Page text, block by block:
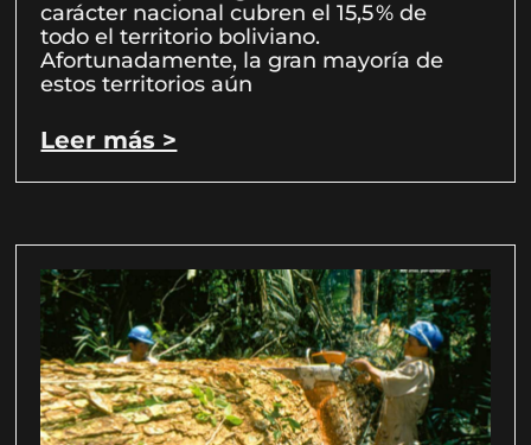
carácter nacional cubren el 15,5 % de
todo el territorio boliviano.
Afortunadamente, la gran mayoría de
estos territorios aún
Leer más >